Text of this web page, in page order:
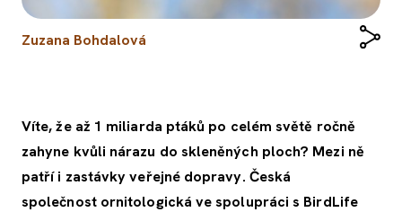
Zuzana Bohdalová
Víte, že až 1 miliarda ptáků po celém světě ročně
zahyne kvůli nárazu do skleněných ploch? Mezi ně
patří i zastávky veřejné dopravy. Česká
společnost ornitologická ve spolupráci s BirdLife